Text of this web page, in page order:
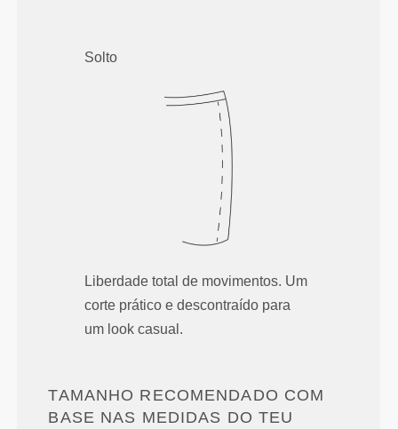
Solto
Liberdade total de movimentos. Um
corte prático e descontraído para
um look casual.
TAMANHO RECOMENDADO COM
BASE NAS MEDIDAS DO TEU